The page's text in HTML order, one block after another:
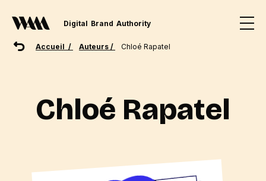
Digital Brand Authority
Accueil / Auteurs / Chloé Rapatel
Chloé Rapatel